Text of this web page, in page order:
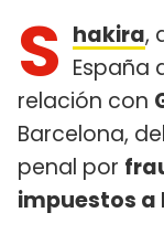
S hakira,
España
relación con
Barcelona,
penal por
impuestos a